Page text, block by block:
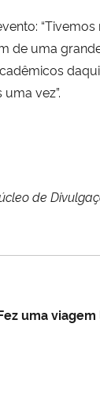
de uma
vez”.
de
uma